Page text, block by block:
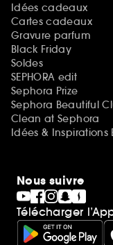
Idées cadeaux
Cartes cadeaux
Gravure parfum
Black Friday
Soldes
SEPHORA edit
Sephora Prize
Sephora Beautiful
Clean at Sephora
Idées & Inspirations
Nous suivre
Télécharger